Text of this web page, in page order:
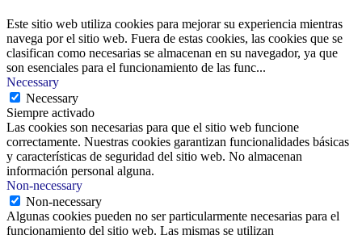
Este sitio web utiliza cookies para mejorar su experiencia mientras
navega por el sitio web. Fuera de estas cookies, las cookies que se
clasifican como necesarias se almacenan en su navegador, ya que
son esenciales para el funcionamiento de las func...
Necessary
Necessary
Siempre activado
Las cookies son necesarias para que el sitio web funcione
correctamente. Nuestras cookies garantizan funcionalidades básicas
y características de seguridad del sitio web. No almacenan
información personal alguna.
Non-necessary
Non-necessary
Algunas cookies pueden no ser particularmente necesarias para el
funcionamiento del sitio web. Las mismas se utilizan